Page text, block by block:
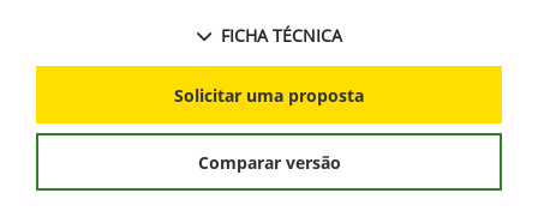
FICHA TÉCNICA
Solicitar uma proposta
Comparar versão